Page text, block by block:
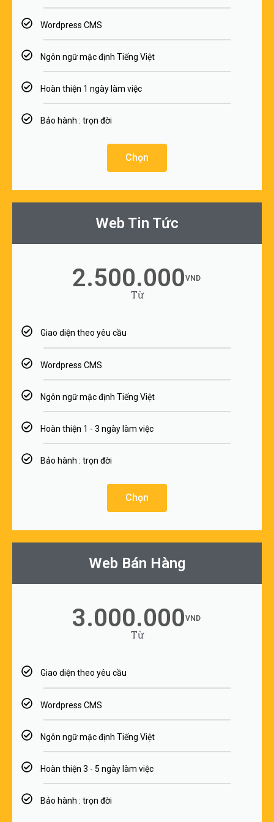
Wordpress CMS
Ngôn ngữ mặc định Tiếng Việt
Hoàn thiện 1 ngày làm việc
Bảo hành : trọn đời
Chọn
Web Tin Tức
2.500.000VND
Từ
Giao diện theo yêu cầu
Wordpress CMS
Ngôn ngữ mặc định Tiếng Việt
Hoàn thiện 1 - 3 ngày làm việc
Bảo hành : trọn đời
Chọn
Web Bán Hàng
3.000.000VND
Từ
Giao diện theo yêu cầu
Wordpress CMS​
Ngôn ngữ mặc định Tiếng Việt
Hoàn thiện 3 - 5 ngày làm việc
Bảo hành : trọn đời